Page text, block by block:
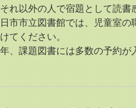
れ以外の人で宿題として読書
市市立図書館では、児童室の
てください。
、課題図書には多数の予約が